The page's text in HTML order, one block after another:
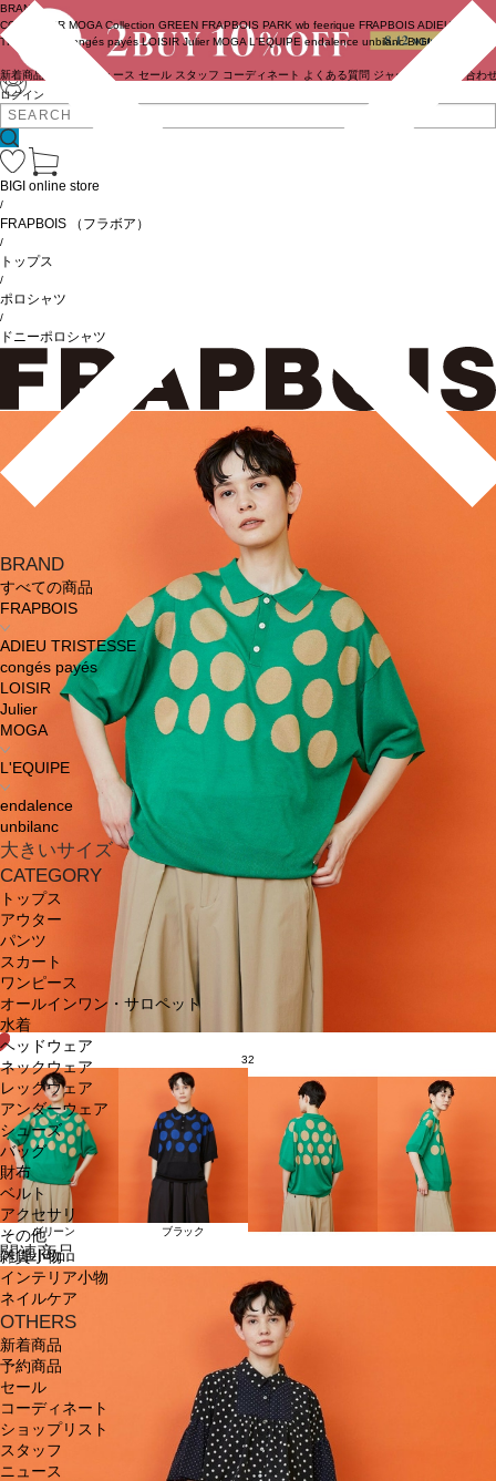
ログイン
BRAND
COUTURIER MOGA Collection GREEN FRAPBOIS PARK wb feerique FRAPBOIS ADIEU
TRISTESSE
congés payés LOISIR Julier MOGA L'EQUIPE endalence unbilanc BIGI online store
新着商品 ニュース セール スタッフ コーディネート よくある質問 ジャーナル お問い合わ
BRAND
すべての商品
FRAPBOIS
ADIEU TRISTESSE
congés payés
LOISIR
Julier
MOGA
L'EQUIPE
endalence
unbilanc
大きいサイズ
CATEGORY
トップス
アウター
パンツ
スカート
ワンピース
オールインワン・サロペット
水着
ヘッドウェア
ネックウェア
レッグウェア
アンダーウェア
シューズ
バッグ
財布
ベルト
アクセサリ
その他
雑貨小物
インテリア小物
ネイルケア
OTHERS
新着商品
予約商品
セール
コーディネート
ショップリスト
スタッフ
ニュース
BIGI online store
/
FRAPBOIS （フラボア）
/
トップス
/
ポロシャツ
/
ドニーポロシャツ
32
グリーン ブラック
関連商品